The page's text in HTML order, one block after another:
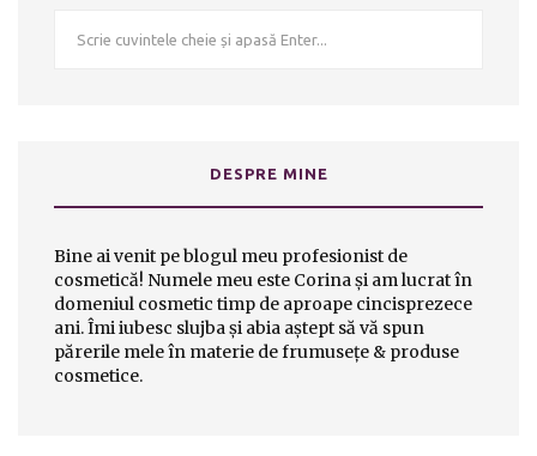
DESPRE MINE
Bine ai venit pe blogul meu profesionist de
cosmetică! Numele meu este Corina şi am lucrat în
domeniul cosmetic timp de aproape cincisprezece
ani. Îmi iubesc slujba şi abia aştept să vă spun
părerile mele în materie de frumuseţe & produse
cosmetice.